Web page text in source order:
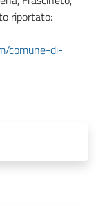
riportato:
comune-di-